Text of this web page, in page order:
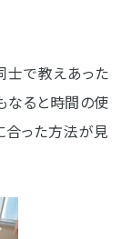
士で教えあった
なると時間の使
合った方法が見